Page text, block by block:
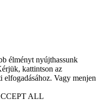
élményt nyújthassunk
kattintson az
Vagy menjen
ALL